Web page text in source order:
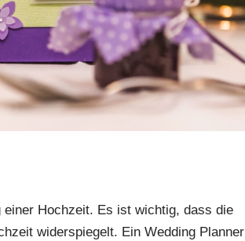
Hochzeit. Es ist wichtig, dass die
widerspiegelt. Ein Wedding Planner